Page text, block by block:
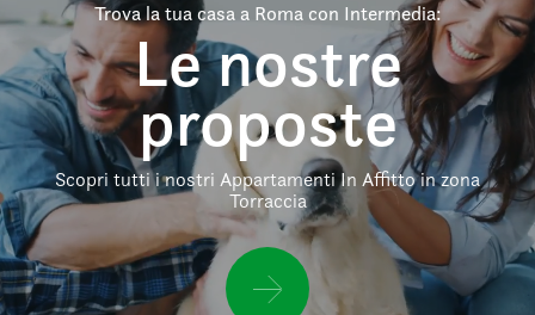
Trova la tua casa a Roma con Intermedia:
Le nostre
proposte
Scopri tutti i nostri Appartamenti In Affitto in zona
Torraccia